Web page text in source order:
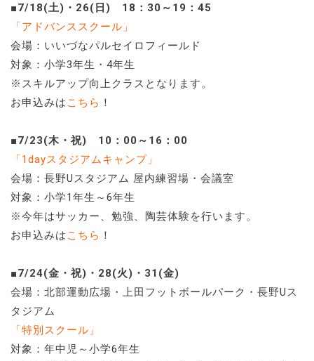
■7/18(土)・26(日) 18：30～19：45
「アドバンススクール」
会場：いいづなパルセイロフィールド
対象：小学3年生・4年生
※スキルアップ向上クラスとなります。
お申込みは こちら ！
■7/23(木・祝) 10：00～16：00
「1dayスタジアムキャンプ」
会場：長野Uスタジアム 屋内練習場・会議室
対象：小学1年生～6年生
※今年はサッカー、勉強、陶芸体験を行います。
お申込みは こちら ！
■7/24(金・祝)・28(火)・31(金)
会場：北部運動広場・上田フットボールパーク・長野Uス
タジアム
「特別スクール」
対象：年中児～小学6年生